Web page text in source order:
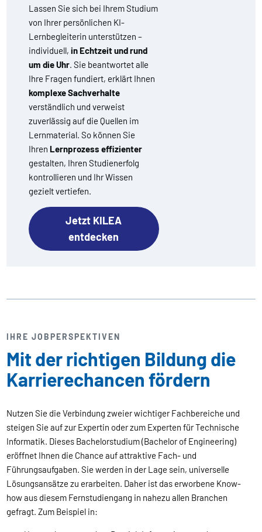
Lassen Sie sich bei Ihrem Studium
von Ihrer persönlichen KI-
Lernbegleiterin unterstützen –
individuell, in Echtzeit und rund
um die Uhr. Sie beantwortet alle
Ihre Fragen fundiert, erklärt Ihnen
komplexe Sachverhalte
verständlich und verweist
zuverlässig auf die Quellen im
Lernmaterial. So können Sie
Ihren Lernprozess effizienter
gestalten, Ihren Studienerfolg
kontrollieren und Ihr Wissen
gezielt vertiefen.
Jetzt KILEA
entdecken
IHRE JOBPERSPEKTIVEN
Mit der richtigen Bildung die
Karrierechancen fördern
Nutzen Sie die Verbindung zweier wichtiger Fachbereiche und
steigen Sie auf zur Expertin oder zum Experten für Technische
Informatik. Dieses Bachelorstudium (Bachelor of Engineering)
eröffnet Ihnen die Chance auf attraktive Fach- und
Führungsaufgaben. Sie werden in der Lage sein, universelle
Lösungsansätze zu erarbeiten. Daher ist das erworbene Know-
how aus diesem Fernstudiengang in nahezu allen Branchen
gefragt. Zum Beispiel in: